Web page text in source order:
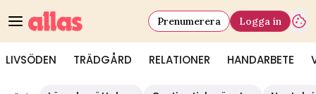
LIVSÖDEN TRÄDGÅRD RELATIONER HANDARBETE
Prenumerera Logga in